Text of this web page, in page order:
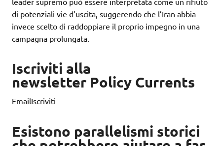
di potenziali vie d’uscita, suggerendo che l’Iran abbia
invece scelto di raddoppiare il proprio impegno in una
campagna prolungata.
Iscriviti alla
newsletter Policy Currents
EmailIscriviti
Esistono parallelismi storici